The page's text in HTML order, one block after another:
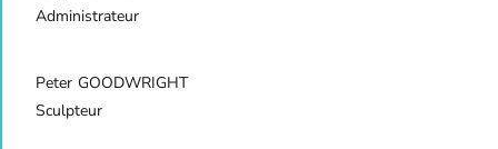
Administrateur
Peter GOODWRIGHT
Sculpteur